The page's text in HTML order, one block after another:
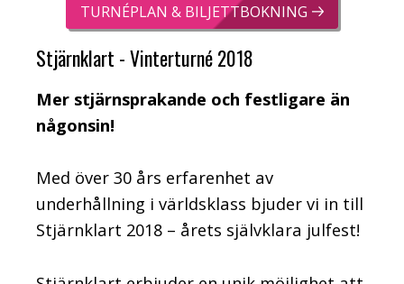
TURNÉPLAN & BILJETTBOKNING
Stjärnklart - Vinterturné 2018
Mer stjärnsprakande och festligare än
någonsin!
Med över 30 års erfarenhet av
underhållning i världsklass bjuder vi in till
Stjärnklart 2018 – årets självklara julfest!